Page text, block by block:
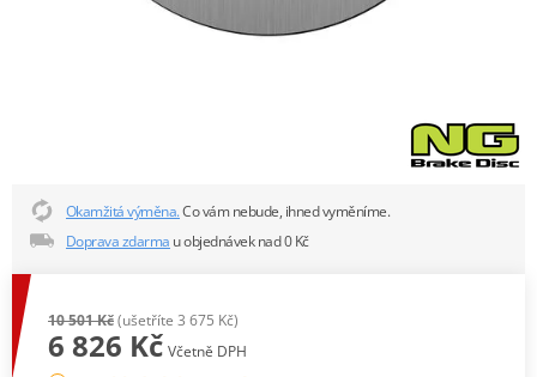
Okamžitá výměna.Co vám nebude, ihned vyměníme.
Doprava zdarma u objednávek nad 0 Kč
10 501 Kč(ušetříte 3 675 Kč)
6 826 Kč Včetně DPH